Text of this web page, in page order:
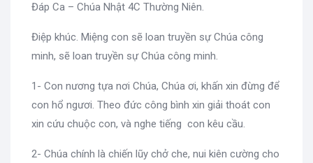
Đáp Ca – Chúa Nhật 4C Thường Niên.
Điệp khúc. Miệng con sẽ loan truyền sự Chúa công
minh, sẽ loan truyền sự Chúa công minh.
1- Con nương tựa nơi Chúa, Chúa ơi, khấn xin đừng để
con hổ ngươi. Theo đức công bình xin giải thoát con
xin cứu chuộc con, và nghe tiếng con kêu cầu.
2- Chúa chính là chiến lũy chở che, nui kiên cường cho